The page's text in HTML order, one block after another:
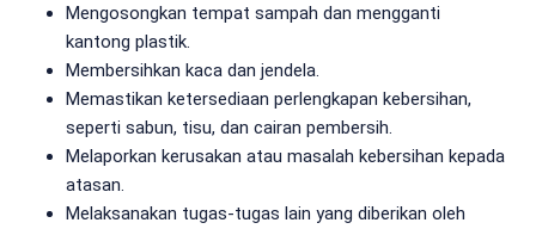
Mengosongkan tempat sampah dan mengganti
kantong plastik.
Membersihkan kaca dan jendela.
Memastikan ketersediaan perlengkapan kebersihan,
seperti sabun, tisu, dan cairan pembersih.
Melaporkan kerusakan atau masalah kebersihan kepada
atasan.
Melaksanakan tugas-tugas lain yang diberikan oleh